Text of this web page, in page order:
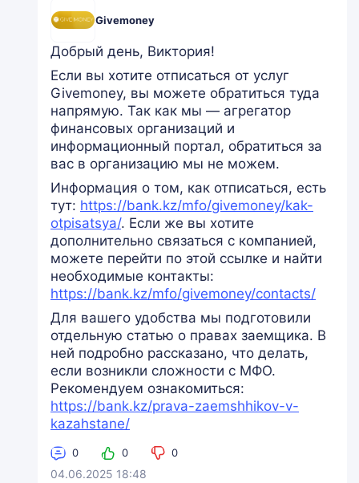
Givemoney
Добрый день, Виктория!
Если вы хотите отписаться от услуг
Givemoney, вы можете обратиться туда
напрямую. Так как мы — агрегатор
финансовых организаций и
информационный портал, обратиться за
вас в организацию мы не можем.
Информация о том, как отписаться, есть
тут: https://bank.kz/mfo/givemoney/kak-
otpisatsya/. Если же вы хотите
дополнительно связаться с компанией,
можете перейти по этой ссылке и найти
необходимые контакты:
https://bank.kz/mfo/givemoney/contacts/
Для вашего удобства мы подготовили
отдельную статью о правах заемщика. В
ней подробно рассказано, что делать,
если возникли сложности с МФО.
Рекомендуем ознакомиться:
https://bank.kz/prava-zaemshhikov-v-
kazahstane/
0 0 0
04.06.2025 18:48